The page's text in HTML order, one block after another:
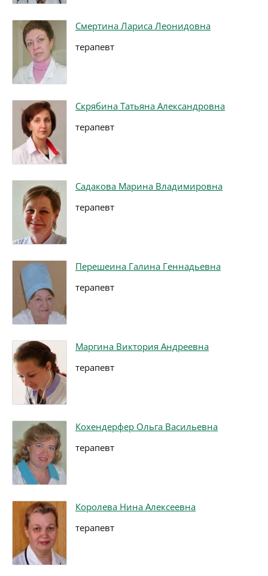
Смертина Лариса Леонидовна
терапевт
Скрябина Татьяна Александровна
терапевт
Садакова Марина Владимировна
терапевт
Перешеина Галина Геннадьевна
терапевт
Маргина Виктория Андреевна
терапевт
Кохендерфер Ольга Васильевна
терапевт
Королева Нина Алексеевна
терапевт